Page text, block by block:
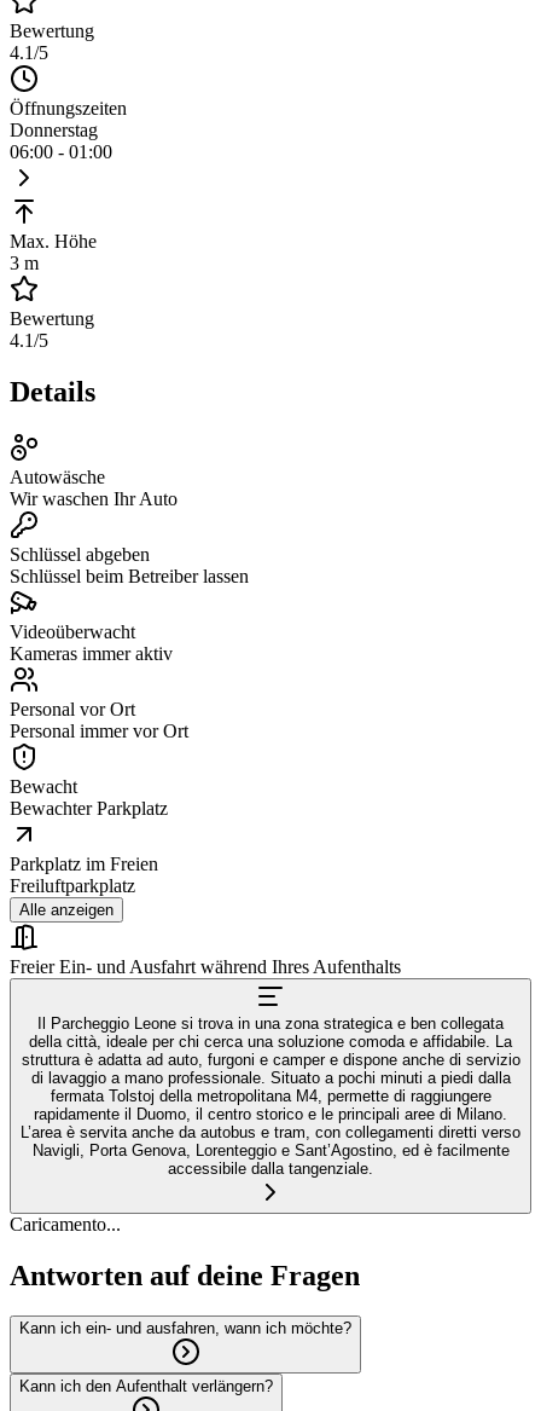
Bewertung
4.1/5
Öffnungszeiten
Donnerstag
06:00 - 01:00
Max. Höhe
3 m
Bewertung
4.1/5
Details
Autowäsche
Wir waschen Ihr Auto
Schlüssel abgeben
Schlüssel beim Betreiber lassen
Videoüberwacht
Kameras immer aktiv
Personal vor Ort
Personal immer vor Ort
Bewacht
Bewachter Parkplatz
Parkplatz im Freien
Freiluftparkplatz
Alle anzeigen
Freier Ein- und Ausfahrt während Ihres Aufenthalts
Il Parcheggio Leone si trova in una zona strategica e ben collegata
della città, ideale per chi cerca una soluzione comoda e affidabile. La
struttura è adatta ad auto, furgoni e camper e dispone anche di servizio
di lavaggio a mano professionale. Situato a pochi minuti a piedi dalla
fermata Tolstoj della metropolitana M4, permette di raggiungere
rapidamente il Duomo, il centro storico e le principali aree di Milano.
L’area è servita anche da autobus e tram, con collegamenti diretti verso
Navigli, Porta Genova, Lorenteggio e Sant’Agostino, ed è facilmente
accessibile dalla tangenziale.
Caricamento...
Antworten auf deine Fragen
Kann ich ein- und ausfahren, wann ich möchte?
Kann ich den Aufenthalt verlängern?